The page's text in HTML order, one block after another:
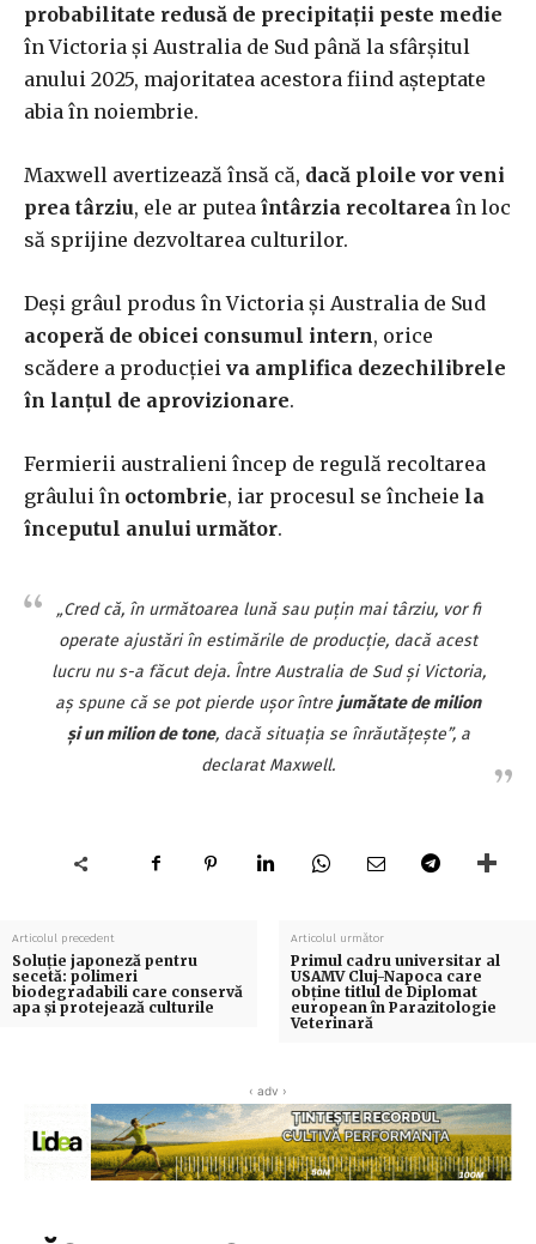
probabilitate redusă de precipitații peste medie
în Victoria și Australia de Sud până la sfârșitul
anului 2025, majoritatea acestora fiind așteptate
abia în noiembrie.
Maxwell avertizează însă că, dacă ploile vor veni
prea târziu, ele ar putea întârzia recoltarea în loc
să sprijine dezvoltarea culturilor.
Deși grâul produs în Victoria și Australia de Sud
acoperă de obicei consumul intern, orice
scădere a producției va amplifica dezechilibrele
în lanțul de aprovizionare.
Fermierii australieni încep de regulă recoltarea
grâului în octombrie, iar procesul se încheie la
începutul anului următor.
„Cred că, în următoarea lună sau puțin mai târziu, vor fi
operate ajustări în estimările de producție, dacă acest
lucru nu s-a făcut deja. Între Australia de Sud și Victoria,
aș spune că se pot pierde ușor între jumătate de milion
și un milion de tone, dacă situația se înrăutățește”, a
declarat Maxwell.
Articolul precedent
Soluție japoneză pentru
secetă: polimeri
biodegradabili care conservă
apa și protejează culturile
Articolul următor
Primul cadru universitar al
USAMV Cluj-Napoca care
obține titlul de Diplomat
european în Parazitologie
Veterinară
‹ adv ›